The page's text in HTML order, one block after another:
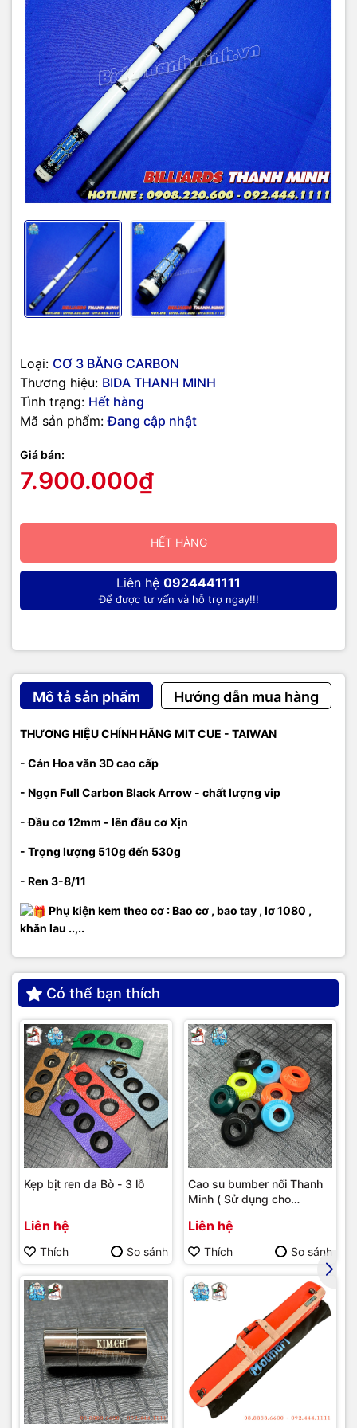
Loại: CƠ 3 BĂNG CARBON
Thương hiệu: BIDA THANH MINH
Tình trạng: Hết hàng
Mã sản phẩm: Đang cập nhật
Giá bán:
7.900.000₫
HẾT HÀNG
Liên hệ 0924441111
Để được tư vấn và hỗ trợ ngay!!!
Mô tả sản phẩm Hướng dẫn mua hàng
THƯƠNG HIỆU CHÍNH HÃNG MIT CUE - TAIWAN
- Cán Hoa văn 3D cao cấp
- Ngọn Full Carbon Black Arrow - chất lượng vip
- Đầu cơ 12mm - lên đầu cơ Xịn
- Trọng lượng 510g đến 530g
- Ren 3-8/11
Phụ kiện kem theo cơ : Bao cơ , bao tay , lơ 1080 ,
khăn lau ..,..
Có thể bạn thích
Kẹp bịt ren da Bò - 3 lỗ
Liên hệ
Thích So sánh
Cao su bumber nối Thanh
Minh ( Sử dụng cho
Liên hệ
Thích So sánh